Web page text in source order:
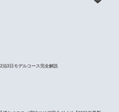
泊3日モデルコース完全解説